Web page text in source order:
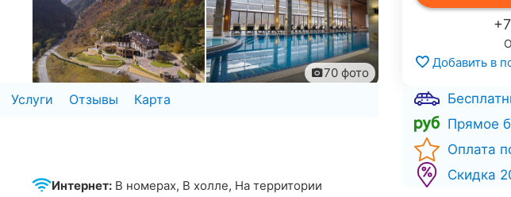
Добавить в
Прямое
Оплата
Скидка
70 фото
Услуги Отзывы Карта
Интернет: В номерах, В холле, На территории